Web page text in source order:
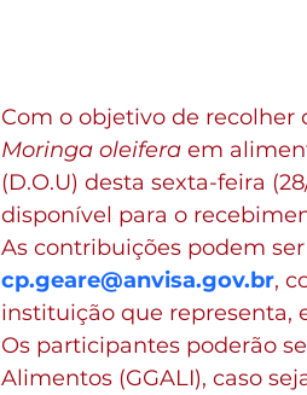
Com o objetivo de recolher
Moringa oleifera em
(D.O.U) desta sexta-feira
disponível para o
As contribuições podem
cp.geare@anvisa.gov.br,
instituição que representa,
Os participantes poderão
Alimentos (GGALI), caso